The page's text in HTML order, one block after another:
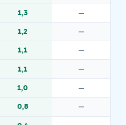
1,3 —
1,2 —
1,1 —
1,1 —
1,0 —
0,8 —